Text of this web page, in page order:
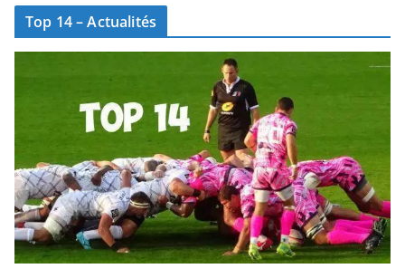
Top 14 – Actualités